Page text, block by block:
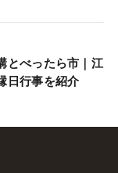
とべったら市｜江
日行事を紹介